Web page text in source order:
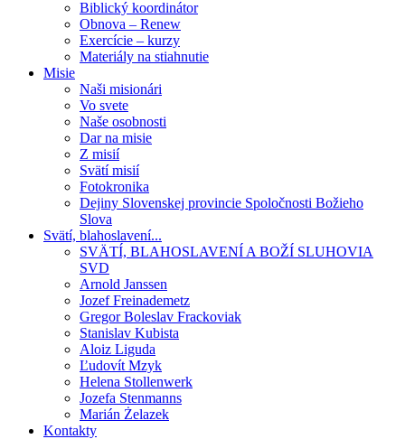
Biblický koordinátor
Obnova – Renew
Exercície – kurzy
Materiály na stiahnutie
Misie
Naši misionári
Vo svete
Naše osobnosti
Dar na misie
Z misií
Svätí misií
Fotokronika
Dejiny Slovenskej provincie Spoločnosti Božieho
Slova
Svätí, blahoslavení...
SVÄTÍ, BLAHOSLAVENÍ A BOŽÍ SLUHOVIA
SVD
Arnold Janssen
Jozef Freinademetz
Gregor Boleslav Frackoviak
Stanislav Kubista
Aloiz Liguda
Ľudovít Mzyk
Helena Stollenwerk
Jozefa Stenmanns
Marián Żelazek
Kontakty